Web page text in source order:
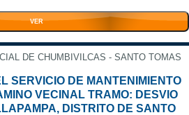
VER
DE CHUMBIVILCAS - SANTO TOMAS
SERVICIO DE MANTENIMIENTO
VECINAL TRAMO: DESVIO
DISTRITO DE SANTO